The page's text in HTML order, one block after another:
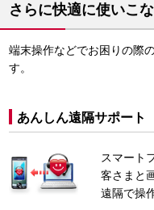
さらに快適に使いこ
端末操作などでお困りの際
す。
あんしん遠隔サポート
スマート
客さまと
遠隔で操